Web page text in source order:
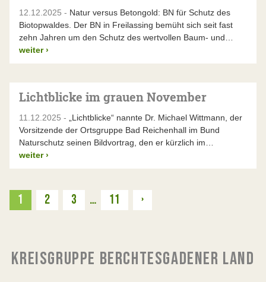
12.12.2025 - Natur versus Betongold: BN für Schutz des
Biotopwaldes. Der BN in Freilassing bemüht sich seit fast
zehn Jahren um den Schutz des wertvollen Baum- und…
weiter ›
Lichtblicke im grauen November
11.12.2025 - „Lichtblicke“ nannte Dr. Michael Wittmann, der
Vorsitzende der Ortsgruppe Bad Reichenhall im Bund
Naturschutz seinen Bildvortrag, den er kürzlich im…
weiter ›
1 2 3 … 11 ›Weiter
KREISGRUPPE BERCHTESGADENER LAND